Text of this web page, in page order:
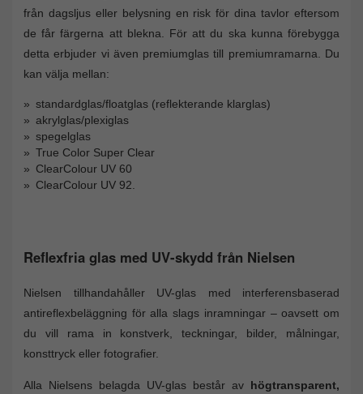
från dagsljus eller belysning en risk för dina tavlor eftersom
de får färgerna att blekna. För att du ska kunna förebygga
detta erbjuder vi även premiumglas till premiumramarna. Du
kan välja mellan:
standardglas/floatglas (reflekterande klarglas)
akrylglas/plexiglas
spegelglas
True Color Super Clear
ClearColour UV 60
ClearColour UV 92.
Reflexfria glas med UV-skydd från Nielsen
Nielsen tillhandahåller UV-glas med interferensbaserad
antireflexbeläggning för alla slags inramningar – oavsett om
du vill rama in konstverk, teckningar, bilder, målningar,
konsttryck eller fotografier.
Alla Nielsens belagda UV-glas består av högtransparent,